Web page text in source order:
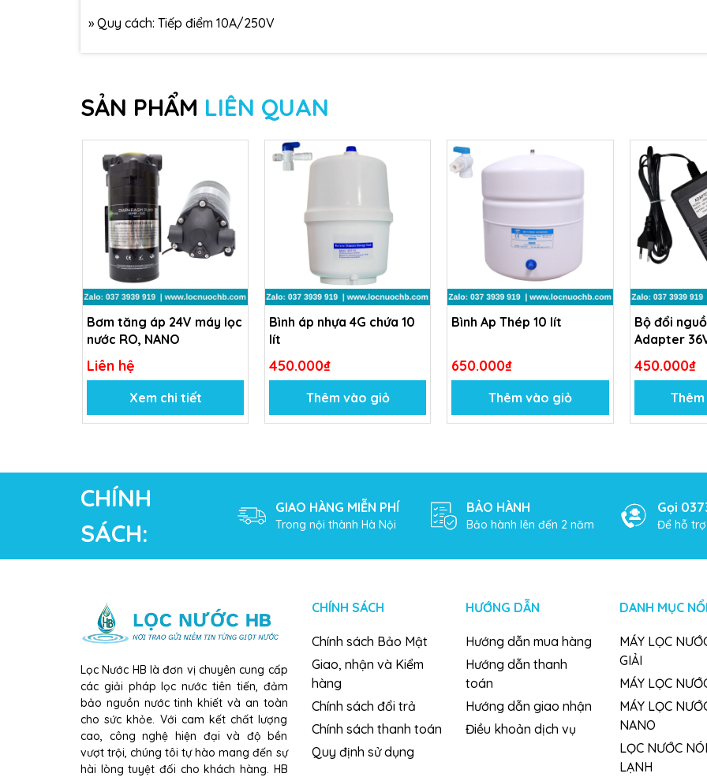
» Quy cách: Tiếp điểm 10A/250V
SẢN PHẨM LIÊN QUAN
Bơm tăng áp 24V máy lọc
nước RO, NANO
Liên hệ
Xem chi tiết
Bình áp nhựa 4G chứa 10
lít
450.000₫
Thêm vào giỏ
Bình Ap Thép 10 lít
650.000₫
Thêm vào giỏ
Bộ đổi
Adapter
450.000₫
CHÍNH
SÁCH:
GIAO HÀNG MIỄN PHÍ
Trong nội thành Hà Nội
BẢO HÀNH
Bảo hành lên đến 2 năm
Gọi
Để hỗ
Lọc Nước HB là đơn vị chuyên cung cấp
các giải pháp lọc nước tiên tiến, đảm
bảo nguồn nước tinh khiết và an toàn
cho sức khỏe. Với cam kết chất lượng
cao, công nghệ hiện đại và độ bền
vượt trội, chúng tôi tự hào mang đến sự
hài lòng tuyệt đối cho khách hàng. HB
CHÍNH SÁCH
Chính sách Bảo Mật
Giao, nhận và Kiểm
hàng
Chính sách đổi trả
Chính sách thanh toán
Quy định sử dụng
HƯỚNG DẪN
Hướng dẫn mua hàng
Hướng dẫn thanh
toán
Hướng dẫn giao nhận
Điều khoản dịch vụ
DANH MỤC
MÁY LỌC
GIẢI
MÁY LỌC
MÁY LỌC
NANO
LỌC NƯỚC
LẠNH